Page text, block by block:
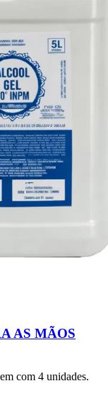
AS MÃOS
com 4 unidades.